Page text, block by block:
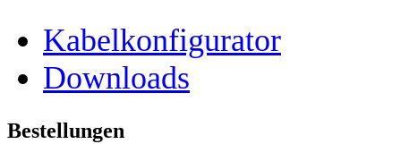
Kabelkonfigurator
Downloads
Bestellungen